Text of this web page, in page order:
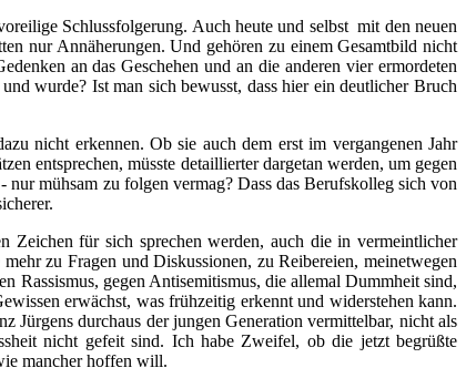
Schlussfolgerung. Auch heute und selbst mit den neuen
nur Annäherungen. Und gehören zu einem Gesamtbild nicht
an das Geschehen und an die anderen vier ermordeten
wurde? Ist man sich bewusst, dass hier ein deutlicher Bruch
nicht erkennen. Ob sie auch dem erst im vergangenen Jahr
entsprechen, müsste detaillierter dargetan werden, um gegen
mühsam zu folgen vermag? Dass das Berufskolleg sich von
Zeichen für sich sprechen werden, auch die in vermeintlicher
zu Fragen und Diskussionen, zu Reibereien, meinetwegen
Rassismus, gegen Antisemitismus, die allemal Dummheit sind,
erwächst, was frühzeitig erkennt und widerstehen kann.
Jürgens durchaus der jungen Generation vermittelbar, nicht als
nicht gefeit sind. Ich habe Zweifel, ob die jetzt begrüßte
mancher hoffen will.